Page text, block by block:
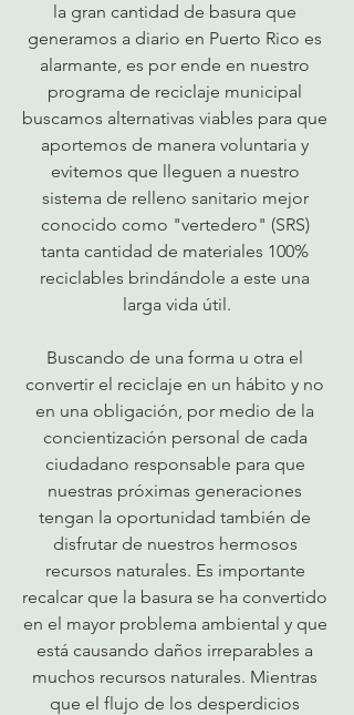
la gran cantidad de basura que
generamos a diario en Puerto Rico es
alarmante, es por ende en nuestro
programa de reciclaje municipal
buscamos alternativas viables para que
aportemos de manera voluntaria y
evitemos que lleguen a nuestro
sistema de relleno sanitario mejor
conocido como "vertedero" (SRS)
tanta cantidad de materiales 100%
reciclables brindándole a este una
larga vida útil.
Buscando de una forma u otra el
convertir el reciclaje en un hábito y no
en una obligación, por medio de la
concientización personal de cada
ciudadano responsable para que
nuestras próximas generaciones
tengan la oportunidad también de
disfrutar de nuestros hermosos
recursos naturales. Es importante
recalcar que la basura se ha convertido
en el mayor problema ambiental y que
está causando daños irreparables a
muchos recursos naturales. Mientras
que el flujo de los desperdicios